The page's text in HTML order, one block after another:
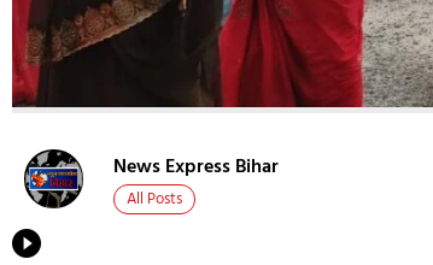
News Express Bihar
All Posts